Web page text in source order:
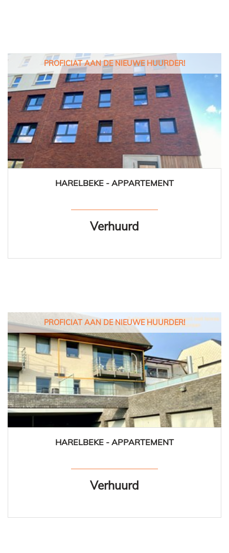
PROFICIAT AAN DE NIEUWE HUURDER!
0 m² 2 1
HARELBEKE - APPARTEMENT
Verhuurd
PROFICIAT AAN DE NIEUWE HUURDER!
120 m² 2 1
HARELBEKE - APPARTEMENT
Verhuurd